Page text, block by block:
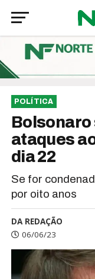
POLÍTICA
ataques
dia 22
Se for
por oito anos
DA REDAÇÃO
06/06/23